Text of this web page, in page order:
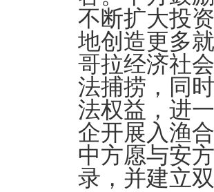
不断扩大投
地创造更多
哥拉经济社
法捕捞，同
法权益，进
企开展入渔
中方愿与安
录，并建立